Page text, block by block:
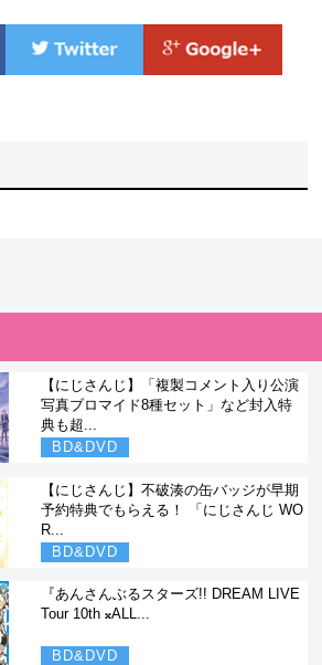
【にじさんじ】「複製コメント入り公演
写真ブロマイド8種セット」など封入特
典も超...
BD&DVD
【にじさんじ】不破湊の缶バッジが早期
予約特典でもらえる！ 「にじさんじ WO
R...
BD&DVD
『あんさんぶるスターズ!! DREAM LIVE
Tour 10th 𝄪ALL...
BD&DVD